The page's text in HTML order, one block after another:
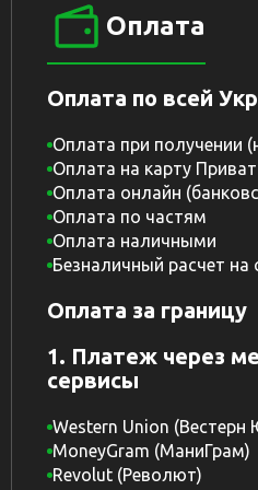
Оплата
Оплата по всей
Оплата при получении
Оплата на карту
Оплата онлайн
Оплата по частям
Оплата наличными
Безналичный расчет на
Оплата за границу
1. Платеж через
сервисы
Western Union (Вестерн
MoneyGram (МаниГрам)
Revolut (Револют)